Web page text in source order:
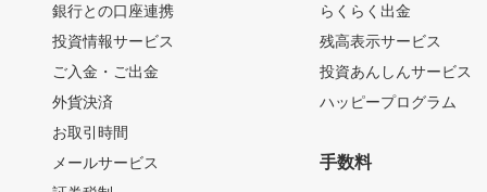
銀行との口座連携
投資情報サービス
ご入金・ご出金
外貨決済
お取引時間
メールサービス
らくらく出金
残高表示サービス
投資あんしんサービス
ハッピープログラム
手数料